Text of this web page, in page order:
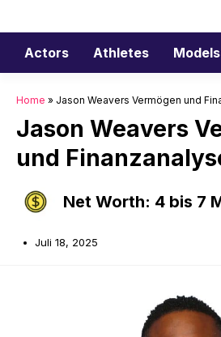
Inhalt
springen
Actors Athletes Models
Home » Jason Weavers Vermögen und
Jason Weavers
und
Net Worth: 4 bis 7
Juli 18, 2025